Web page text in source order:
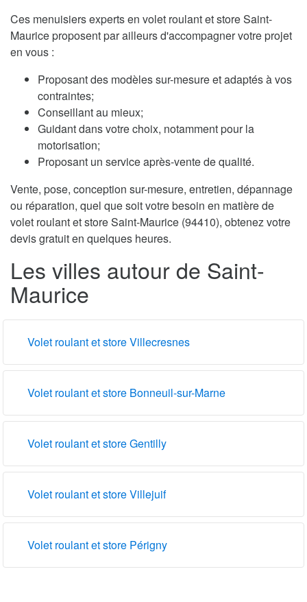
Ces menuisiers experts en volet roulant et store Saint-
Maurice proposent par ailleurs d'accompagner votre projet
en vous :
Proposant des modèles sur-mesure et adaptés à vos
contraintes;
Conseillant au mieux;
Guidant dans votre choix, notamment pour la
motorisation;
Proposant un service après-vente de qualité.
Vente, pose, conception sur-mesure, entretien, dépannage
ou réparation, quel que soit votre besoin en matière de
volet roulant et store Saint-Maurice (94410), obtenez votre
devis gratuit en quelques heures.
Les villes autour de Saint-
Maurice
Volet roulant et store Villecresnes
Volet roulant et store Bonneuil-sur-Marne
Volet roulant et store Gentilly
Volet roulant et store Villejuif
Volet roulant et store Périgny